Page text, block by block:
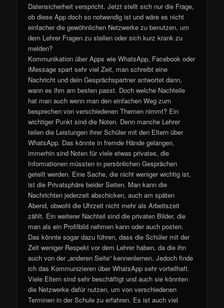
Datensicherheit verspricht. Jetzt stellt sich nur die Frage,
ob diese App doch so notwendig ist und wäre es nicht
einfacher die gewöhnlichen Netzwerke zu benutzen, um
dem Lehrer Fragen zu stellen oder sich kurz krank zu
melden?
Kommunikation über Apps wie WhatsApp, Facebook oder
iMessage spart sehr viel Zeit, man schreibt eine
Nachricht und dein Gesprächspartner antwortet dann,
wann es ihm am besten passt. Doch welche Nachteile
hat man auch wenn man den einfachen Weg zum
besprechen von verschiedenen Themen nimmt? Ein
wichtiger Punkt sind die Noten. Denn manche Lehrer
teilen die Leistungen ihrer Schüler mit den Eltern über
WhatsApp. Das könnte in fremde Hände gelangen,
immerhin sind Noten für viele etwas privates, die
Informationen müssten in persönlichen Gesprächen
geteilt werden. Eine Sache, die nicht weniger wichtig ist,
ist die Privatsphäre beider Seiten. Man kann die
Nachrichten jederzeit abschicken, auch am späten
Abend, obwohl die Uhrzeit nicht mehr als Arbeitszeit
zählt. Ein weiterer Nachteil sind die privaten Bilder, die
man als ein Profilbild nehmen kann oder auch posten.
Das könnte sogar dazu führen, dass die Schüler mit der
Zeit weniger Respekt vor dem Lehrer haben, da die ihn
auch von der „anderen Seite“ kennenlernen. Jedoch finde
ich das Kommunizieren über WhatsApp sehr vorteilhaft.
Viele Eltern sind sehr beschäftigt und auch sie könnten
die Netzwerke dafür nutzen, um von verschiedenen
Terminen in der Schule zu erfahren. Es ist auch viel